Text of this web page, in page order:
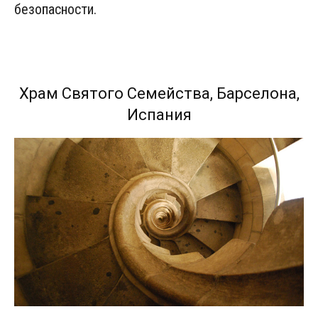
безопасности.
Храм Святого Семейства, Барселона,
Испания